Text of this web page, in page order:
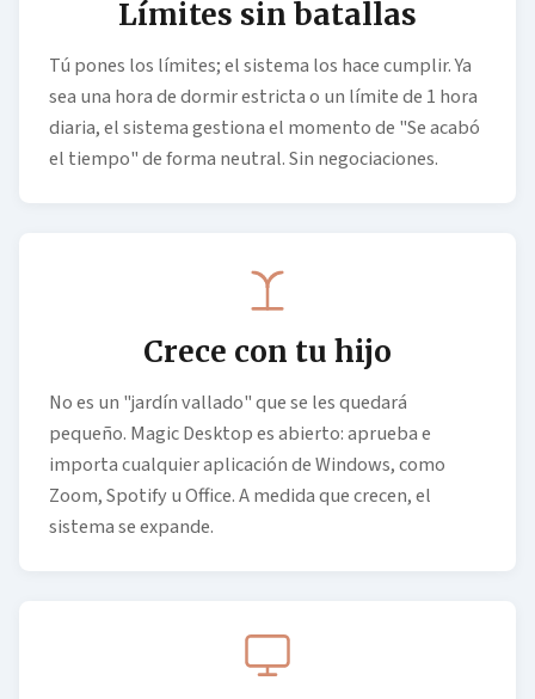
Límites sin batallas
Tú pones los límites; el sistema los hace cumplir. Ya
sea una hora de dormir estricta o un límite de 1 hora
diaria, el sistema gestiona el momento de "Se acabó
el tiempo" de forma neutral. Sin negociaciones.
Crece con tu hijo
No es un "jardín vallado" que se les quedará
pequeño. Magic Desktop es abierto: aprueba e
importa cualquier aplicación de Windows, como
Zoom, Spotify u Office. A medida que crecen, el
sistema se expande.